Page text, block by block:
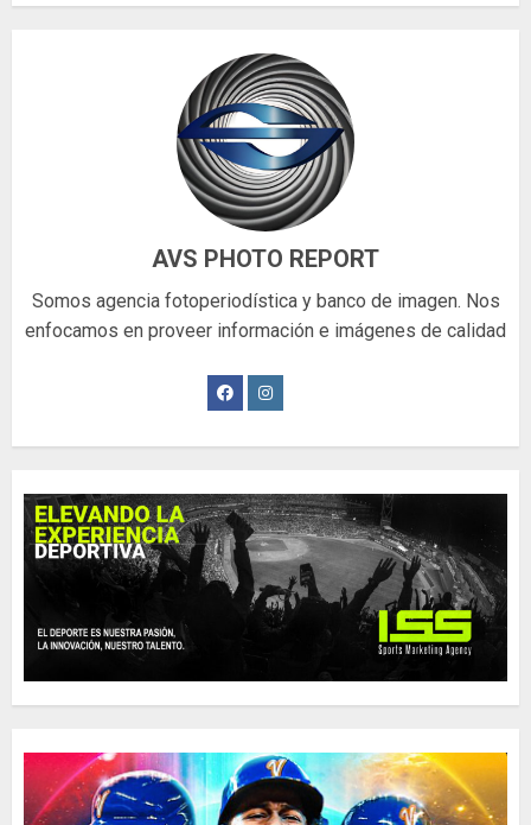
AVS PHOTO REPORT
Somos agencia fotoperiodística y banco de imagen. Nos
enfocamos en proveer información e imágenes de calidad